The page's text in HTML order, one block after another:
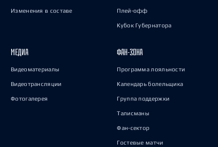
Изменения в составе Плей-офф
Кубок Губернатора
МЕДИА
Видеоматериалы
Видеотрансляции
Фотогалерея
ФАН-ЗОНА
Программа лояльности
Календарь болельщика
Группа поддержки
Талисманы
Фан-сектор
Гостевые матчи